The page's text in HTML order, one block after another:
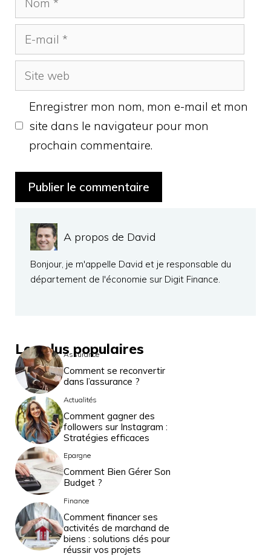
mail
Site
web
Enregistrer mon nom, mon e-mail et mon
site dans le navigateur pour mon
prochain commentaire.
A propos de David
Bonjour, je m'appelle David et je responsable du
département de l'économie sur Digit Finance.
Les plus populaires
Assurance
Comment se reconvertir
dans l’assurance ?
Actualités
Comment gagner des
followers sur Instagram :
Stratégies efficaces
Epargne
Comment Bien Gérer Son
Budget ?
Finance
Comment financer ses
activités de marchand de
biens : solutions clés pour
réussir vos projets